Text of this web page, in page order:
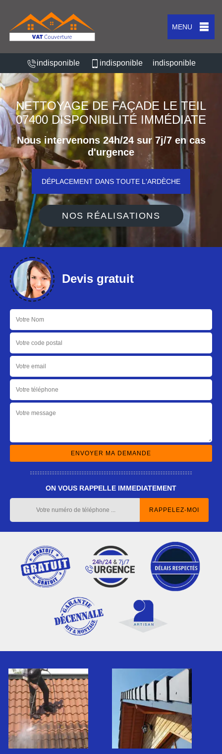
MENU
indisponible indisponible indisponible
NETTOYAGE DE FAÇADE LE TEIL
07400 DISPONIBILITÉ IMMÉDIATE
Nous intervenons 24h/24 sur 7j/7 en cas
d'urgence
DÉPLACEMENT DANS TOUTE L'ARDÈCHE
NOS RÉALISATIONS
Devis gratuit
ON VOUS RAPPELLE IMMEDIATEMENT